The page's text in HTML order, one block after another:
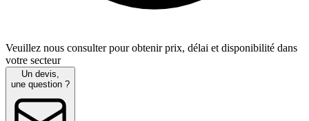
Veuillez nous consulter pour obtenir prix, délai et disponibilité dans
votre secteur
Un devis,
une question ?